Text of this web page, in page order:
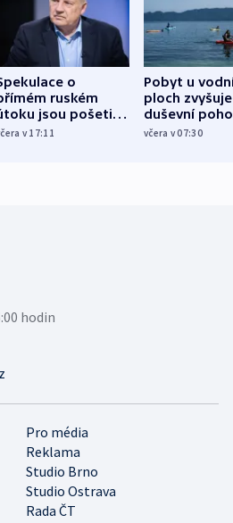
o
ruském
jsou pošetilé,
estonský
v 17:11
Pobyt u
ploch zvyšuje
duševní
ukázala
včera v 07:30
Pro média
Reklama
Studio Brno
Studio Ostrava
Rada ČT
hodin